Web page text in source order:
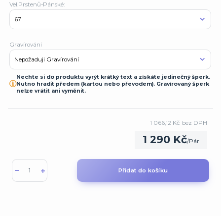
Vel.Prstenů-Pánské:
Gravírování
Nechte si do produktu vyrýt krátký text a získáte jedinečný šperk.
Nutno hradit předem (kartou nebo převodem). Gravírovaný šperk
nelze vrátit ani vyměnit.
1 290 Kč/Pár
1 066,12 Kč bez DPH
Přidat do košíku